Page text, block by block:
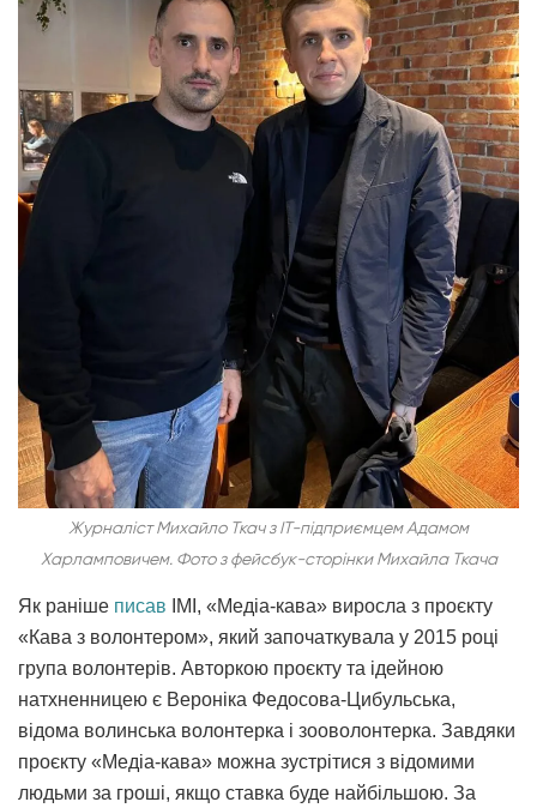
Журналіст Михайло Ткач з ІТ-підприємцем Адамом
Харламповичем. Фото з фейсбук-сторінки Михайла Ткача
Як раніше писав ІМІ, «Медіа-кава» виросла з проєкту
«Кава з волонтером», який започаткувала у 2015 році
група волонтерів. Авторкою проєкту та ідейною
натхненницею є Вероніка Федосова-Цибульська,
відома волинська волонтерка і зооволонтерка. Завдяки
проєкту «Медіа-кава» можна зустрітися з відомими
людьми за гроші, якщо ставка буде найбільшою. За